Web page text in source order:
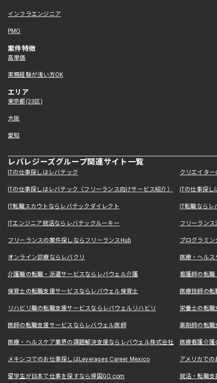
インフラエンジニア
PMO
案件特徴
高単価
実務経験が浅い方OK
エリア
東京都(23区)
大阪
愛知
レバレジーズグループ関連サイト一覧
ITの仕事探しはレバテック クリエイタ
ITの仕事探しはレバテック（フリーランス向けサービス紹介） ITの仕事探
IT転職スカウトならレバテックダイレクト IT転職なら
ITエンジニア就活ならレバテックルーキー フリーラン
フリーランスの案件探しならフリーランスHub プログラミ
オンライン診療ならレバクリ 医療・ヘル
介護職の転職・派遣サービスならレバウェル介護 看護師の転
保育士の転職支援サービスならレバウェル保育士 医療技師の
リハビリ職の転職支援サービスならレバウェルリハビリ 栄養士の転
医師の転職支援サービスならレバウェル医師 薬剤師の転
医療・ヘルスケア業界の課題解決支援ならレバウェル株式会社 医療看護介
メキシコでのお仕事探しはLeverages Career Mexico アメリカで
留学生が日本で仕事を探すなら帰国GO.com 就活・転職